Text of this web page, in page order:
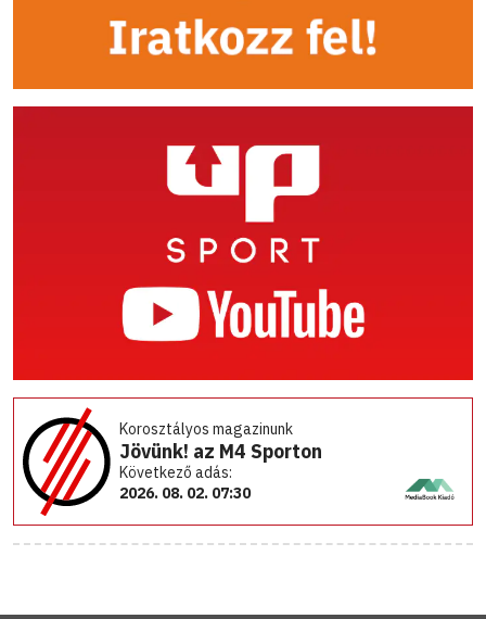
Korosztályos magazinunk
Jövünk! az M4 Sporton
Következő adás:
2026. 08. 02. 07:30